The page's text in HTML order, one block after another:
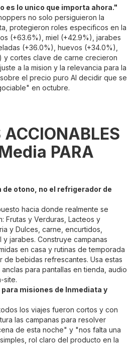
es lo unico que importa ahora."
no solo persiguieron la
protegieron roles especificos en la
(+63.6%), miel (+42.9%), jarabes
(+36.0%), huevos (+34.0%),
y cortes clave de carne crecieron
a la mision y la relevancia para la
el precio puro AI decidir que se
en octubre.
PARA
de otono, no el refrigerador de
hacia donde realmente se
Frutas y Verduras, Lacteos y
y Dulces, carne, encurtidos,
y jarabes. Construye campanas
en casa y rutinas de temporada
de bebidas refrescantes. Usa estas
para pantallas en tienda, audio
site.
misiones de Inmediata y
los viajes fueron cortos y con
las campanas para resolver
de esta noche" y "nos falta una
rol claro del producto en la